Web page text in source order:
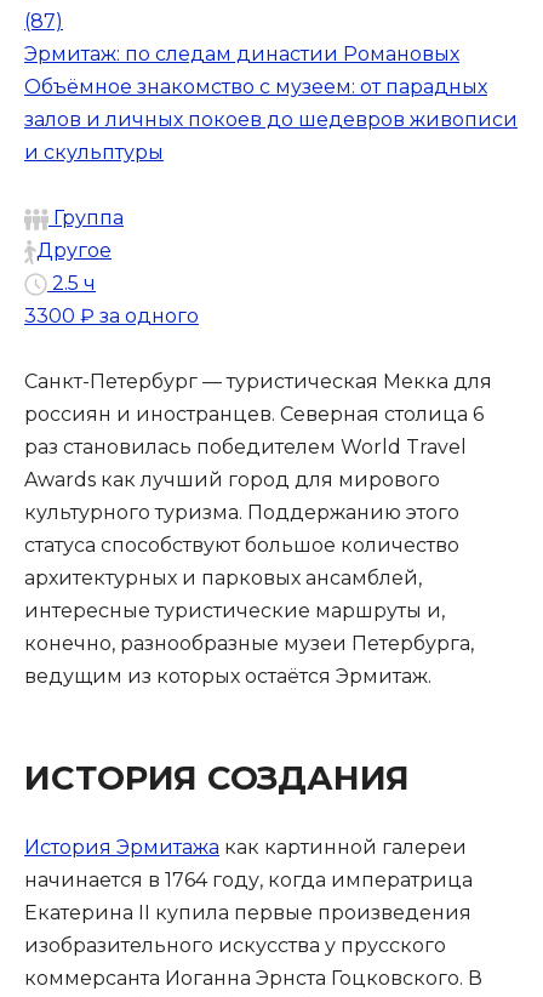
(87)
Эрмитаж: по следам династии Романовых
Объёмное знакомство с музеем: от парадных
залов и личных покоев до шедевров живописи
и скульптуры
Группа
Другое
2.5 ч
3300 ₽ за одного
Санкт-Петербург — туристическая Мекка для
россиян и иностранцев. Северная столица 6
раз становилась победителем World Travel
Awards как лучший город для мирового
культурного туризма. Поддержанию этого
статуса способствуют большое количество
архитектурных и парковых ансамблей,
интересные туристические маршруты и,
конечно, разнообразные музеи Петербурга,
ведущим из которых остаётся Эрмитаж.
ИСТОРИЯ СОЗДАНИЯ
История Эрмитажа как картинной галереи
начинается в 1764 году, когда императрица
Екатерина II купила первые произведения
изобразительного искусства у прусского
коммерсанта Иоганна Эрнста Гоцковского. В